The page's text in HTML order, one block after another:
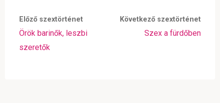
Előző szextörténet
Örök barinők, leszbi
szeretők
Következő szextörténet
Szex a fürdőben